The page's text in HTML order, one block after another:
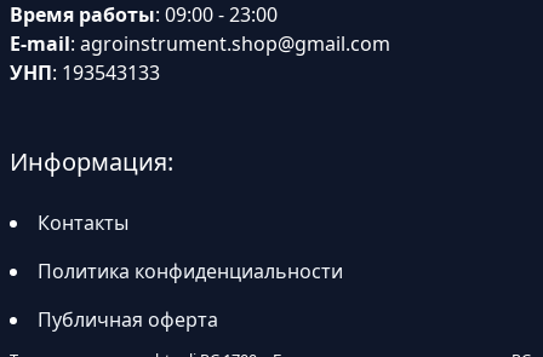
Время работы: 09:00 - 23:00
E-mail: agroinstrument.shop@gmail.com
УНП: 193543133
Информация:
Контакты
Политика конфиденциальности
Публичная оферта